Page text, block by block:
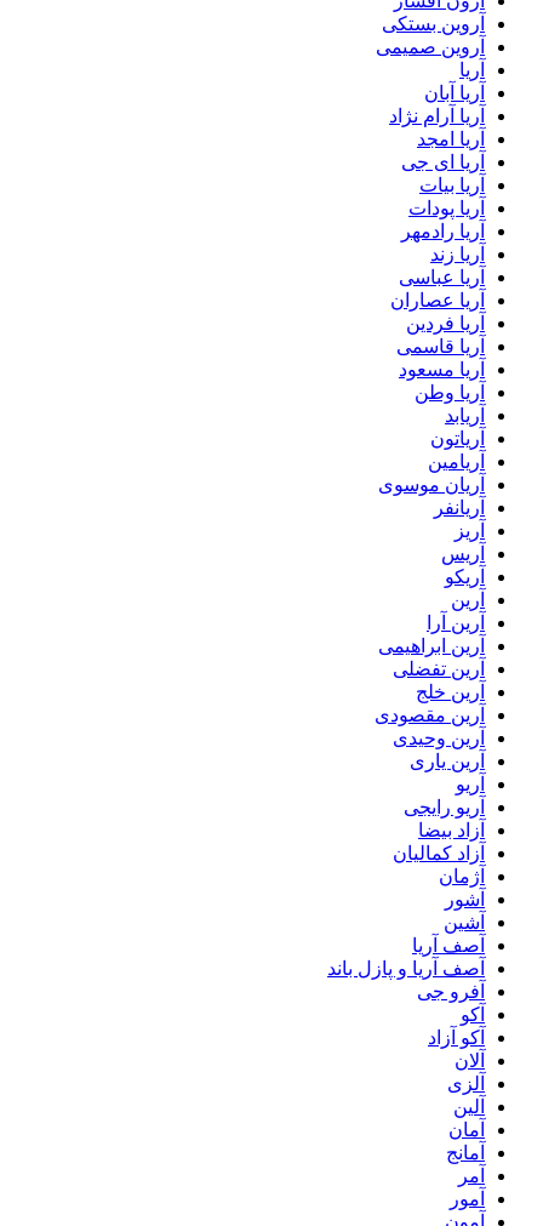
آروین بستکی
آروین صمیمی
آریا
آریا آبان
آریا آرام نژاد
آریا امجد
آریا ای جی
آریا بیات
آریا پودات
آریا رادمهر
آریا زند
آریا عباسی
آریا عصاران
آریا فردین
آریا قاسمی
آریا مسعود
آریا وطن
آریابد
آریاتون
آریامین
آریان موسوی
آریانفر
آریز
آریس
آریکو
آرین
آرین آرا
آرین ابراهیمی
آرین تفضلی
آرین خلج
آرین مقصودی
آرین وحیدی
آرین یاری
آریو
آریو رایجی
آزاد بیضا
آزاد کمالیان
آژمان
آشور
آشین
آصف آریا
آصف آریا و پازل باند
آفرو جی
آکو
آکو آزاد
آلان
آلزی
آلین
آمان
آمانج
آمر
آمور